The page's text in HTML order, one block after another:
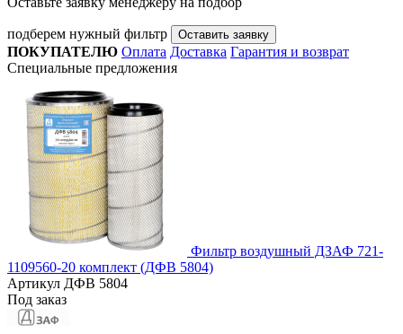
подберем нужный фильтр Оставить заявку
ПОКУПАТЕЛЮ Оплата Доставка Гарантия и возврат
Специальные предложения
Фильтр воздушный ДЗАФ 721-
1109560-20 комплект (ДФВ 5804)
Артикул ДФВ 5804
Под заказ